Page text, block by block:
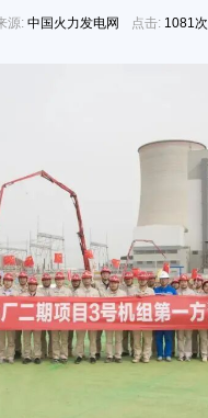
源: 中国火力发电网 点击: 1081